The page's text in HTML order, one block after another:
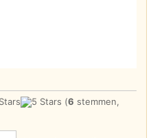
(6 stemmen,